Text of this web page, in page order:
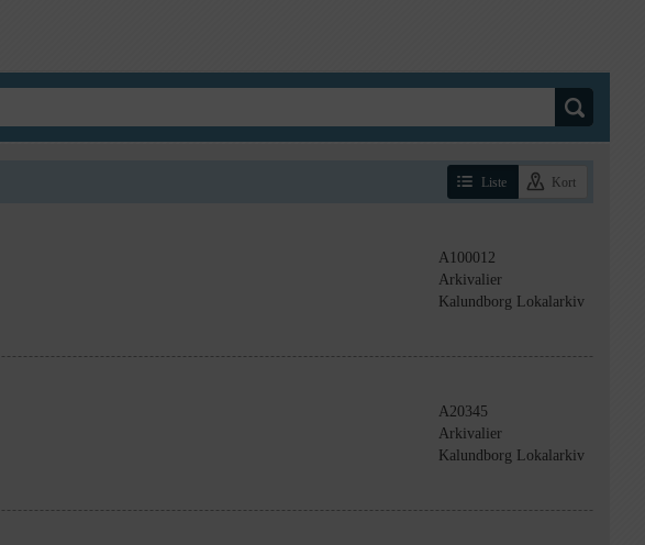
Liste Kort
A100012
Arkivalier
Kalundborg Lokalarkiv
A20345
Arkivalier
Kalundborg Lokalarkiv